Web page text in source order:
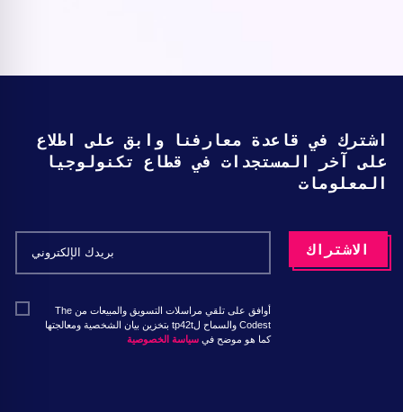
اشترك في قاعدة معارفنا وابق على اطلاع
على آخر المستجدات في قطاع تكنولوجيا
المعلومات
أوافق على تلقي مراسلات التسويق والمبيعات من The
Codest والسماح لtp42t بتخزين بيان الشخصية ومعالجتها
كما هو موضح في سياسة الخصوصية